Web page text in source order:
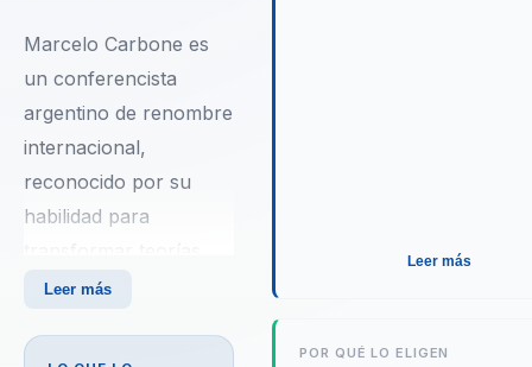
Marcelo Carbone es
un conferencista
argentino de renombre
internacional,
reconocido por su
habilidad para
complejas en prácticas
Con más de 25 años
Leer más
Leer más
POR QUÉ LO ELIGEN